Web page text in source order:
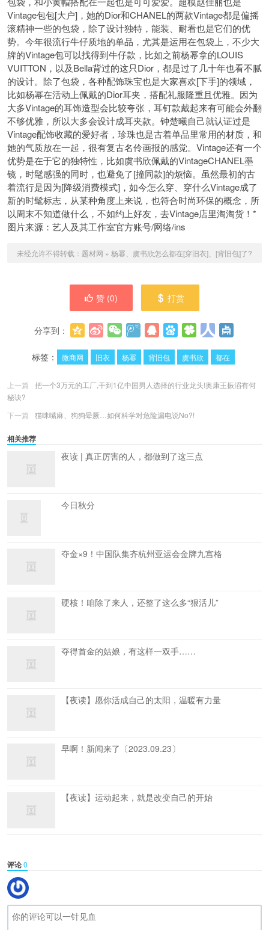
Vintage包包[大户]，她的Dior和CHANEL的两款Vintage都是偏摇
滚精神一些的包袋，除了设计独特，能装、耐看也是它们的优
势。今年很流行牛仔质地的单品，尤其是运用在包袋上，不少大
牌的Vintage包可以找得到牛仔款，比如之前杨幂拿的LOUIS
VUITTON，以及Bella背过的这只Dior，都是过了几十年也看不腻
的设计。除了包袋，各种配饰珠宝也是大家喜欢[下手]的领域，
比如杨幂在活动上佩戴的Dior耳夹，搭配礼服隆重且优雅。因为
大多Vintage的耳饰造型会比较夸张，耳钉款戴起来有可能会外翻
不够优雅，所以大多会设计成耳夹款。钟楚曦自己就认证过是
Vintage配饰收藏的爱好者，珍珠也是古着单品里常用的材质，和
她的气质放在一起，很有复古名伶画报的感觉。Vintage还有一个
优势是在于它的独特性，比如虞书欣佩戴的VintageCHANEL墨
镜，时髦感强的同时，也避免了[撞同款]的烦恼。虽然最初的古
着流行是因为[降级消费模式]，如今怎么穿、穿什么Vintage成了
新的时髦标志，从某种角度上来说，也符合时尚环保的概念，所
以周末不知道做什么，不如约上好友，去Vintage店里淘淘货！*
图片来源：艺人及其工作室官方账号/网络/ins
未经允许不得转载： 题材网 » 杨幂、虞书欣怎么都在[穿旧衣]、[背旧包]了?
赞 (0) 打赏
分享到：
标签：
微商网 旧衣 杨幂 背旧包 虞书欣 都在
上一篇
把一个3万元的工厂,干到1亿中国男人选择的行业龙头!奥康王振滔有何
秘诀?
下一篇
猫咪嘴麻、狗狗晕厥…如何科学对危险️漏电说No?!
相关推荐
夜读 | 真正厉害的人，都做到了这三点
今日秋分
夺金×9！中国队集齐杭州亚运会金牌九宫格
硬核！咱除了来人，还整了这么多“狠活儿”
夺得首金的姑娘，有这样一双手……
【夜读】愿你活成自己的太阳，温暖有力量
早啊！新闻来了〔2023.09.23〕
【夜读】运动起来，就是改变自己的开始
评论0